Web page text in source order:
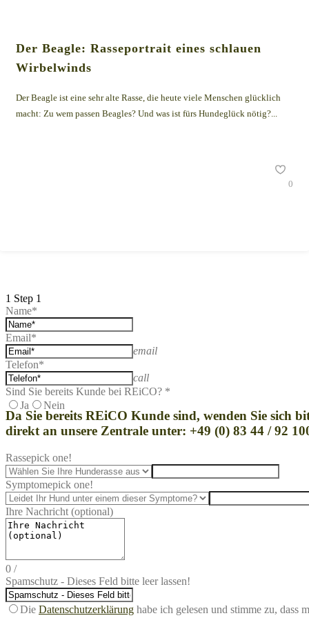
Der Beagle: Rasseportrait eines schlauen
Wirbelwinds
Der Beagle ist eine sehr alte Rasse, die heute viele Menschen glücklich
macht: Zu wem passen Beagles? Und was ist fürs Hundeglück nötig?...
0
1 Step 1
Name*
Email*
email
Telefon*
call
Sind Sie bereits Kunde bei REiCO? *
Ja
Nein
Da Sie bereits REiCO Kunde sind, wenden Sie sich
direkt an unsere Zentrale unter: +49 (0) 83 44 / 92
Rassepick one!
Symptomepick one!
Ihre Nachricht (optional)
0 /
Spamschutz - Dieses Feld bitte leer lassen!
Die Datenschutzerklärung habe ich gelesen und stimme zu, dass